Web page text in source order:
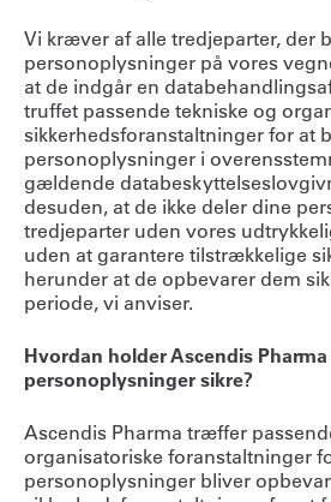
Vi kræver af alle tredjeparter, der
personoplysninger på vores
at de indgår en
truffet passende tekniske og
sikkerhedsforanstaltninger for at
personoplysninger i
gældende
desuden, at de ikke deler dine
tredjeparter uden vores
uden at garantere tilstrækkelige
herunder at de opbevarer dem
periode, vi anviser.
Hvordan holder Ascendis
personoplysninger sikre?
Ascendis Pharma træffer
organisatoriske foranstaltninger
personoplysninger bliver